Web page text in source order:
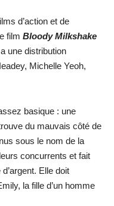
d’action et de
film Bloody Milkshake
une distribution
Michelle Yeoh,
basique : une
du mauvais côté de
sous le nom de la
concurrents et fait
Elle doit
la fille d’un homme